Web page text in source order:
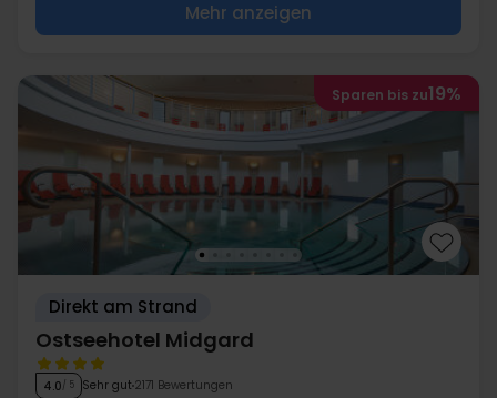
Mehr anzeigen
Sparen bis zu19%
Direkt am Strand
Ostseehotel Midgard
4.0/ 5 Sehr gut 2171 Bewertungen